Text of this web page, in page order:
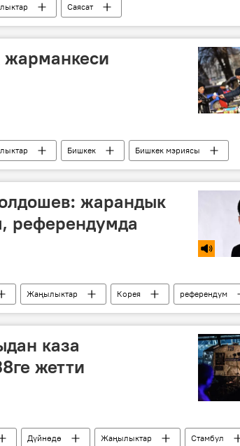
Саясат
шайлоо
референдум
жолу менен Конституцияга өзгөртүүлөрдү киргизүү
жарманкеси
Бишкек
Бишкек мэриясы
жарандык
референдумда
Жаңылыктар Корея
референдум
Конституцияга өзгөртүүлөрдү киргизүү
каза
жетти
Дүйнөдө Жаңылыктар
Стамбул